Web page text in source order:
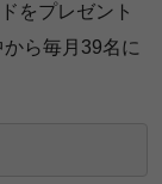
をプレゼント
ら毎月39名に